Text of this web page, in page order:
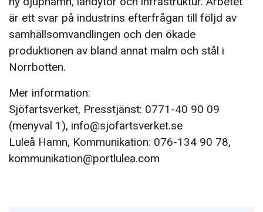
är ett svar på industrins efterfrågan till följd av
samhällsomvandlingen och den ökade
produktionen av bland annat malm och stål i
Norrbotten.
Mer information:
Sjöfartsverket, Presstjänst: 0771-40 90 09
(menyval 1), info@sjofartsverket.se
Luleå Hamn, Kommunikation: 076-134 90 78,
kommunikation@portlulea.com